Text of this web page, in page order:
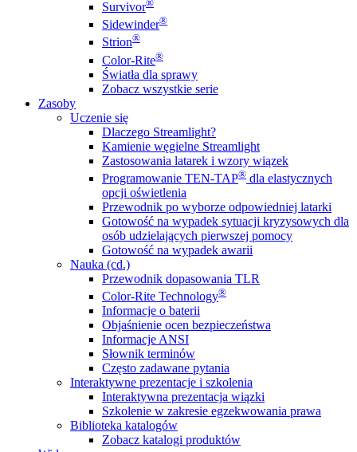
Survivor
Sidewinder®
Strion®
Color-Rite®
Światła dla sprawy
Zobacz wszystkie serie
Zasoby
Uczenie się
Dlaczego Streamlight?
Kamienie węgielne Streamlight
Zastosowania latarek i wzory wiązek
Programowanie TEN-TAP® dla elastycznych
opcji oświetlenia
Przewodnik po wyborze odpowiedniej latarki
Gotowość na wypadek sytuacji kryzysowych dla
osób udzielających pierwszej pomocy
Gotowość na wypadek awarii
Nauka (cd.)
Przewodnik dopasowania TLR
Color-Rite Technology®
Informacje o baterii
Objaśnienie ocen bezpieczeństwa
Informacje ANSI
Słownik terminów
Często zadawane pytania
Interaktywne prezentacje i szkolenia
Interaktywna prezentacja wiązki
Szkolenie w zakresie egzekwowania prawa
Biblioteka katalogów
Zobacz katalogi produktów